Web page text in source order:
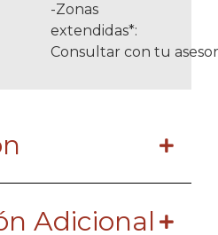
-Zonas
extendidas*:
Consultar con tu
Adicional